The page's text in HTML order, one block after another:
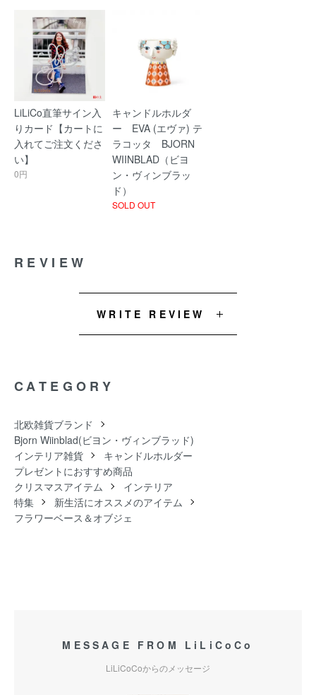
LiLiCo直筆サイン入
りカード【カートに
入れてご注文くださ
い】
0円
キャンドルホルダ
ー EVA (エヴァ) テ
ラコッタ BJORN
WIINBLAD（ビヨ
ン・ヴィンブラッ
ド）
SOLD OUT
REVIEW
WRITE REVIEW
CATEGORY
北欧雑貨ブランド
Bjorn Wiinblad(ビヨン・ヴィンブラッド)
インテリア雑貨
キャンドルホルダー
プレゼントにおすすめ商品
クリスマスアイテム
インテリア
特集
新生活にオススメのアイテム
フラワーベース＆オブジェ
MESSAGE FROM LiLiCoCo
LiLiCoCoからのメッセージ